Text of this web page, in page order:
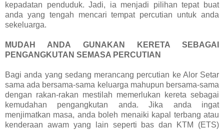
kepadatan penduduk. Jadi, ia menjadi pilihan tepat buat
anda yang tengah mencari tempat percutian untuk anda
sekeluarga.
MUDAH ANDA GUNAKAN KERETA SEBAGAI
PENGANGKUTAN SEMASA PERCUTIAN
Bagi anda yang sedang merancang percutian ke Alor Setar
sama ada bersama-sama keluarga mahupun bersama-sama
dengan rakan-rakan mestilah memerlukan kereta sebagai
kemudahan pengangkutan anda. Jika anda ingat
menjimatkan masa, anda boleh menaiki kapal terbang atau
kenderaan awam yang lain seperti bas dan KTM (ETS)